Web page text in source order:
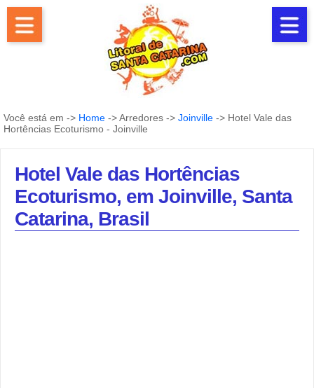
Você está em -> Home -> Arredores -> Joinville -> Hotel Vale das
Hortências Ecoturismo - Joinville
Hotel Vale das Hortências
Ecoturismo, em Joinville, Santa
Catarina, Brasil